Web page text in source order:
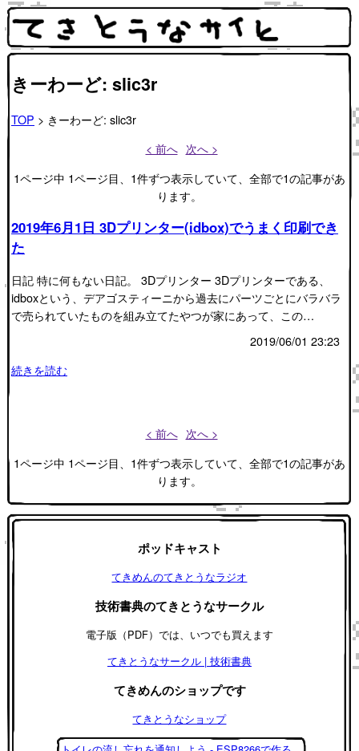
きーわーど: slic3r
TOP > きーわーど: slic3r
< 前へ 次へ >
1ページ中 1ページ目、1件ずつ表示していて、全部で1の記事があ
ります。
2019年6月1日 3Dプリンター(idbox)でうまく印刷でき
た
日記 特に何もない日記。 3Dプリンター 3Dプリンターである、
idboxという、デアゴスティーニから過去にパーツごとにバラバラ
で売られていたものを組み立てたやつが家にあって、この…
2019/06/01 23:23
続きを読む
< 前へ 次へ >
1ページ中 1ページ目、1件ずつ表示していて、全部で1の記事があ
ります。
ポッドキャスト
てきめんのてきとうなラジオ
技術書典のてきとうなサークル
電子版（PDF）では、いつでも買えます
てきとうなサークル | 技術書典
てきめんのショップです
てきとうなショップ